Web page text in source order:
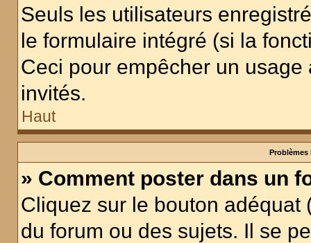
Seuls les utilisateurs
le formulaire intégré (si la
Ceci pour empêcher un
invités.
Haut
Problèmes
» Comment poster dans un
Cliquez sur le bouton
du forum ou des sujets. Il se